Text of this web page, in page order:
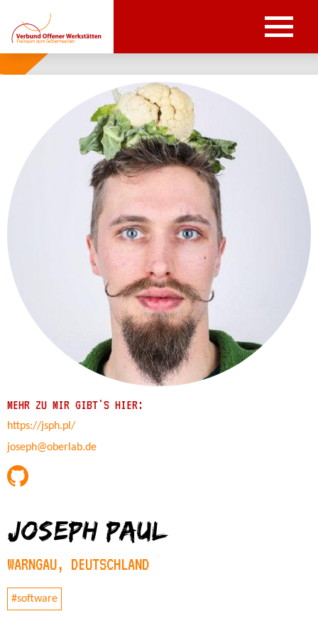
MEHR ZU MIR GIBT'S HIER:
https://jsph.pl/
joseph@oberlab.de
Joseph Paul
WARNGAU, DEUTSCHLAND
#software